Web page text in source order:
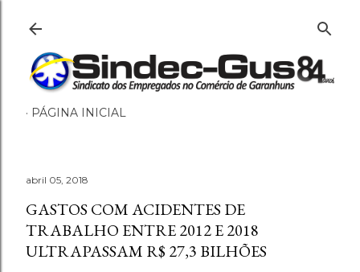
PÁGINA INICIAL
abril 05, 2018
GASTOS COM ACIDENTES DE
TRABALHO ENTRE 2012 E 2018
ULTRAPASSAM R$ 27,3 BILHÕES